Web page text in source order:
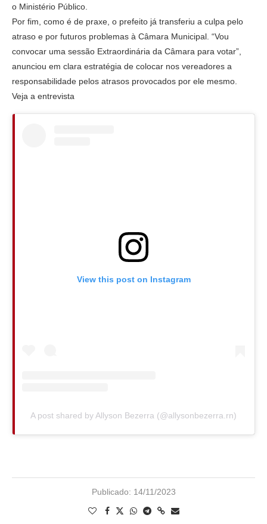
o Ministério Público.
Por fim, como é de praxe, o prefeito já transferiu a culpa pelo
atraso e por futuros problemas à Câmara Municipal. “Vou
convocar uma sessão Extraordinária da Câmara para votar”,
anunciou em clara estratégia de colocar nos vereadores a
responsabilidade pelos atrasos provocados por ele mesmo.
Veja a entrevista
View this post on Instagram
A post shared by Allyson Bezerra (@allysonbezerra.rn)
Publicado: 14/11/2023